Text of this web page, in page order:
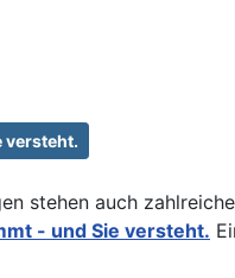
versteht.
stehen auch
- und Sie versteht.